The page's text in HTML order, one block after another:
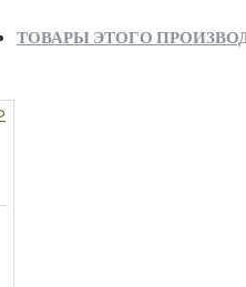
ТОВАРЫ ЭТОГО